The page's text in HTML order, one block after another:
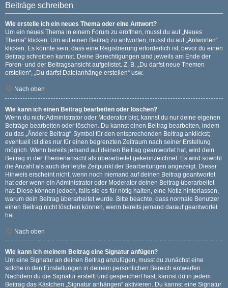
Beiträge schreiben
Wie erstelle ich ein neues Thema oder eine Antwort?
Um ein neues Thema in einem Forum zu eröffnen, musst du auf „Neues
Thema“ klicken. Um auf einen Beitrag zu antworten, musst du auf „Antworten“
klicken. Es könnte sein, dass eine Registrierung erforderlich ist, bevor du einen
Beitrag schreiben kannst. Deine Berechtigungen sind jeweils am Ende der
Foren- und der Beitragsansicht aufgelistet. Z. B. „Du darfst neue Themen
erstellen“, „Du darfst Dateianhänge erstellen“ usw.
Nach oben
Wie kann ich einen Beitrag bearbeiten oder löschen?
Wenn du nicht Administrator oder Moderator bist, kannst du nur deine eigenen
Beiträge bearbeiten oder löschen. Du kannst einen Beitrag bearbeiten, indem
du das „Ändere Beitrag“-Symbol für den entsprechenden Beitrag anklickst;
eventuell ist dies nur für einen begrenzten Zeitraum nach seiner Erstellung
möglich. Wenn bereits jemand auf deinen Beitrag geantwortet hat, wird dein
Beitrag in der Themenansicht als überarbeitet gekennzeichnet. Es wird sowohl
die Anzahl als auch der letzte Zeitpunkt der Bearbeitungen angezeigt. Dieser
Hinweis erscheint nicht, wenn noch niemand auf deinen Beitrag geantwortet
hat oder wenn ein Administrator oder Moderator deinen Beitrag überarbeitet
hat. Diese können jedoch, falls sie es für nötig halten, eine Notiz hinterlassen,
warum dein Beitrag überarbeitet wurde. Bitte beachte, dass normale Benutzer
einen Beitrag nicht löschen können, wenn bereits jemand darauf geantwortet
hat.
Nach oben
Wie kann ich meinem Beitrag eine Signatur anfügen?
Um eine Signatur an deinen Beitrag anzufügen, musst du zunächst eine
solche in den Einstellungen in deinem persönlichen Bereich entwerfen.
Nachdem du die Signatur erstellt und gespeichert hast, kannst du in jedem
Beitrag das Kästchen „Signatur anhängen“ aktivieren. Du kannst eine Signatur